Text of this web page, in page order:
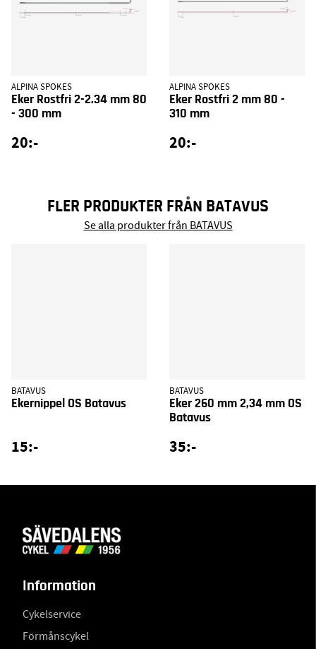
ALPINA SPOKES
Eker Rostfri 2-2.34 mm 80
- 300 mm
20:-
ALPINA SPOKES
Eker Rostfri 2 mm 80 -
310 mm
20:-
FLER PRODUKTER FRÅN BATAVUS
Se alla produkter från BATAVUS
BATAVUS
Ekernippel OS Batavus
15:-
BATAVUS
Eker 260 mm 2,34 mm OS
Batavus
35:-
Information
Cykelservice
Förmånscykel